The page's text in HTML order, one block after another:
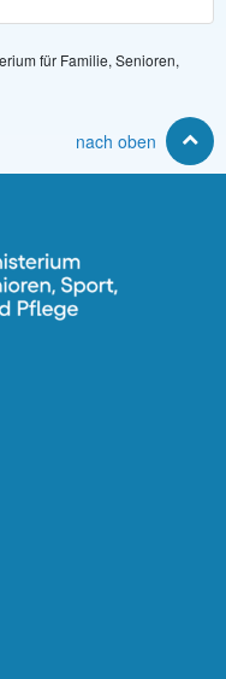
für Familie, Senioren,
nach oben